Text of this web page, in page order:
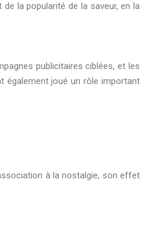
la popularité de la saveur, en la
publicitaires ciblées, et les
également joué un rôle important
à la nostalgie, son effet